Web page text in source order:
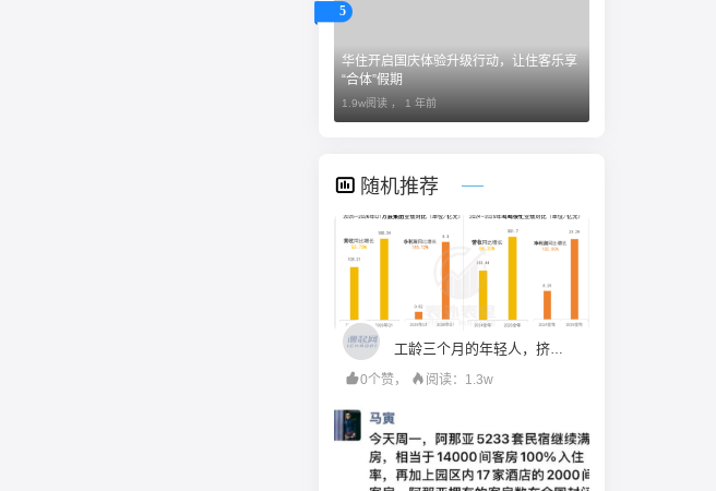
5
​华住开启国庆体验升级行动，让住客乐享
“合体”假期
1.9w阅读 ， 1 年前
随机推荐
工龄三个月的年轻人，挤满了折扣零食店
0个赞，
阅读：1.3w